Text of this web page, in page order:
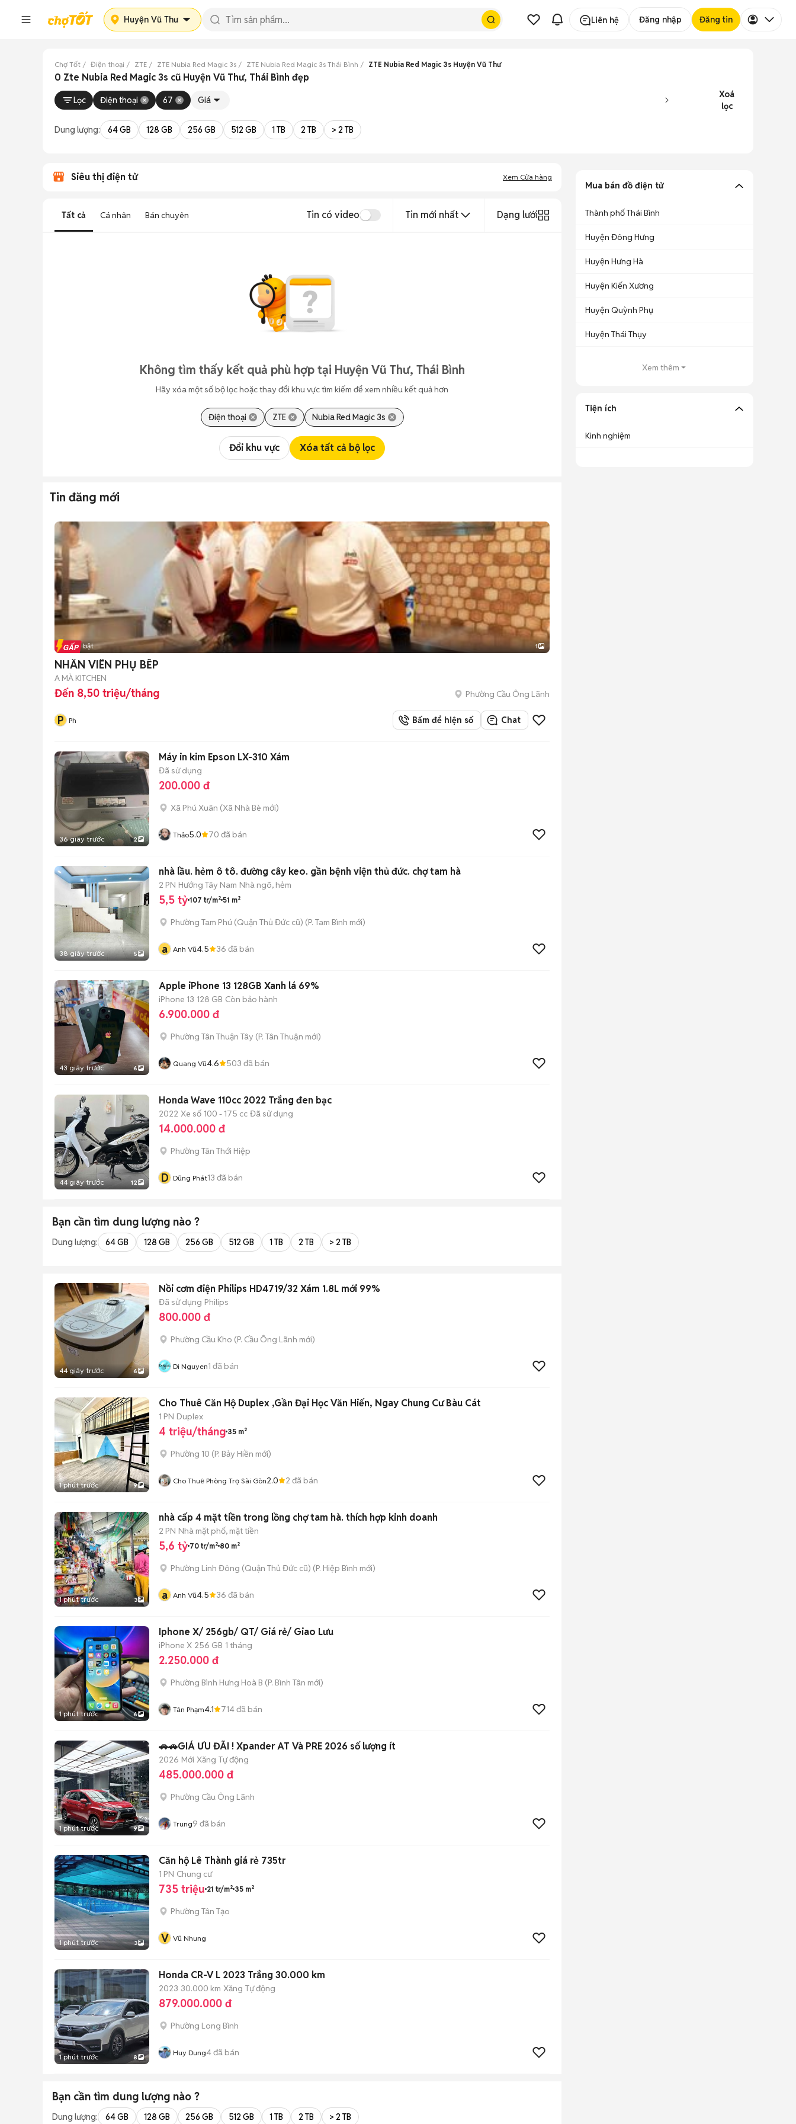
Huyện Vũ Thư Liên hệ Đăng nhập Đăng tin
Chợ Tốt Điện thoại ZTE ZTE Nubia Red Magic 3s ZTE Nubia Red Magic 3s Thái Bình ZTE Nubia Red Magic 3s Huyện Vũ Thư
0 Zte Nubia Red Magic 3s cũ Huyện Vũ Thư, Thái Bình đẹp
Lọc Điện thoại 67 Giá
Xoá
lọc
Dung lượng: 64 GB 128 GB 256 GB 512 GB 1 TB 2 TB > 2 TB
Siêu thị điện tử Xem Cửa hàng
Tất cả Cá nhân Bán chuyên Tin có video Tin mới nhất Dạng lưới
Không tìm thấy kết quả phù hợp tại Huyện Vũ Thư, Thái Bình
Hãy xóa một số bộ lọc hoặc thay đổi khu vực tìm kiếm để xem nhiều kết quả hơn
Điện thoại ZTE Nubia Red Magic 3s
Đổi khu vực Xóa tất cả bộ lọc
Tin đăng mới
Tin nổi bật 1
NHÂN VIÊN PHỤ BẾP
A MÀ KITCHEN
Đến 8,50 triệu/tháng Phường Cầu Ông Lãnh
P Ph Bấm để hiện số Chat
36 giây trước 2
Máy in kim Epson LX-310 Xám
Đã sử dụng
200.000 đ
Xã Phú Xuân (Xã Nhà Bè mới)
Thảo5.0 70 đã bán
38 giây trước 5
nhà lầu. hẻm ô tô. đường cây keo. gần bệnh viện thủ đức. chợ tam hà
2 PN Hướng Tây Nam Nhà ngõ, hẻm
5,5 tỷ 107 tr/m² 51 m²
Phường Tam Phú (Quận Thủ Đức cũ) (P. Tam Bình mới)
a Anh Vũ4.5 36 đã bán
43 giây trước 6
Apple iPhone 13 128GB Xanh lá 69%
iPhone 13 128 GB Còn bảo hành
6.900.000 đ
Phường Tân Thuận Tây (P. Tân Thuận mới)
Quang Vũ4.6 503 đã bán
44 giây trước 12
Honda Wave 110cc 2022 Trắng đen bạc
2022 Xe số 100 - 175 cc Đã sử dụng
14.000.000 đ
Phường Tân Thới Hiệp
D Dũng Phát13 đã bán
Bạn cần tìm dung lượng nào ?
Dung lượng: 64 GB 128 GB 256 GB 512 GB 1 TB 2 TB > 2 TB
44 giây trước 6
Nồi cơm điện Philips HD4719/32 Xám 1.8L mới 99%
Đã sử dụng Philips
800.000 đ
Phường Cầu Kho (P. Cầu Ông Lãnh mới)
Di Nguyen1 đã bán
1 phút trước 9
Cho Thuê Căn Hộ Duplex ,Gần Đại Học Văn Hiến, Ngay Chung Cư Bàu Cát
1 PN Duplex
4 triệu/tháng 35 m²
Phường 10 (P. Bảy Hiền mới)
Cho Thuê Phòng Trọ Sài Gòn2.0 2 đã bán
1 phút trước 3
nhà cấp 4 mặt tiền trong lồng chợ tam hà. thích hợp kinh doanh
2 PN Nhà mặt phố, mặt tiền
5,6 tỷ 70 tr/m² 80 m²
Phường Linh Đông (Quận Thủ Đức cũ) (P. Hiệp Bình mới)
a Anh Vũ4.5 36 đã bán
1 phút trước 6
Iphone X/ 256gb/ QT/ Giá rẻ/ Giao Lưu
iPhone X 256 GB 1 tháng
2.250.000 đ
Phường Bình Hưng Hoà B (P. Bình Tân mới)
Tân Phạm4.1 714đã bán
1 phút trước 9
🚗🚗GIÁ ƯU ĐÃI ! Xpander AT Và PRE 2026 số lượng ít
2026 Mới Xăng Tự động
485.000.000 đ
Phường Cầu Ông Lãnh
Trung9 đã bán
1 phút trước 3
Căn hộ Lê Thành giá rẻ 735tr
1 PN Chung cư
735 triệu 21 tr/m² 35 m²
Phường Tân Tạo
V Vũ Nhung
1 phút trước 8
Honda CR-V L 2023 Trắng 30.000 km
2023 30.000 km Xăng Tự động
879.000.000 đ
Phường Long Bình
Huy Dung4đã bán
Bạn cần tìm dung lượng nào ?
Dung lượng: 64 GB 128 GB 256 GB 512 GB 1 TB 2 TB > 2 TB
Mua bán đồ điện tử
Thành phố Thái Bình
Huyện Đông Hưng
Huyện Hưng Hà
Huyện Kiến Xương
Huyện Quỳnh Phụ
Huyện Thái Thụy
Xem thêm
Tiện ích
Kinh nghiệm